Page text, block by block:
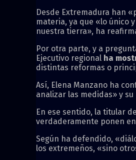
Desde Extremadura han
materia, ya que «lo único
nuestra tierra», ha
Por otra parte, y a
Ejecutivo regional ha
distintas reformas o
Así, Elena Manzano ha
analizar las medidas» y
En ese sentido, la titular
verdaderamente ponen
Según ha defendido,
los extremeños, «sino